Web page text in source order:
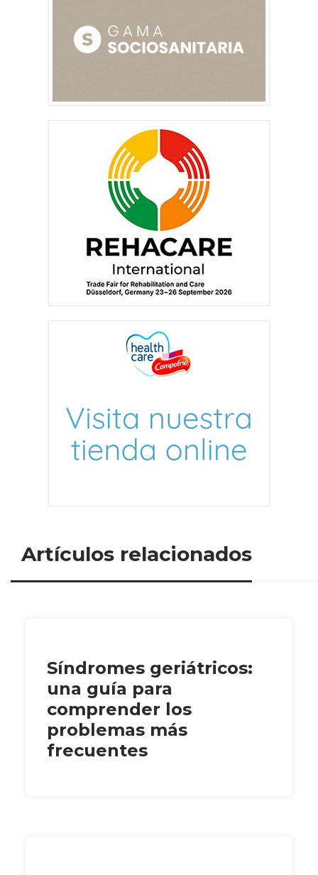
Artículos relacionados
Síndromes geriátricos:
una guía para
comprender los
problemas más
frecuentes